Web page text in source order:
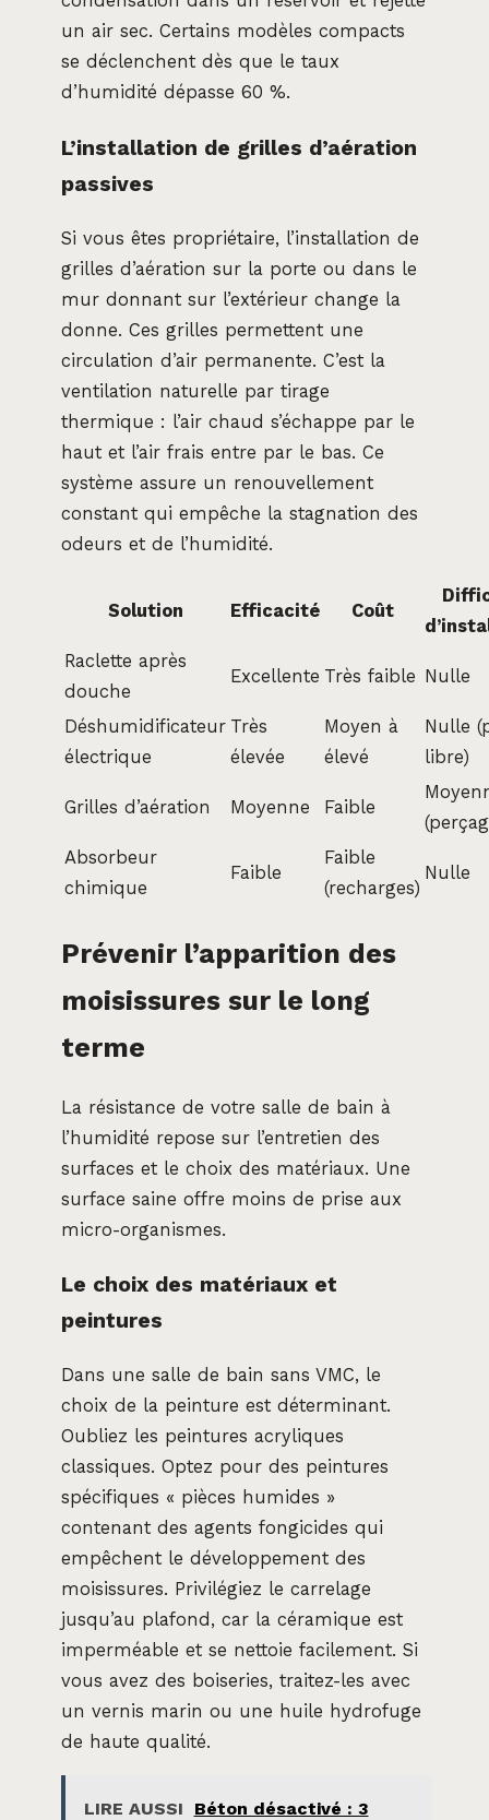
un air sec. Certains modèles compacts
se déclenchent dès que le taux
d’humidité dépasse 60 %.
L’installation de grilles d’aération
passives
Si vous êtes propriétaire, l’installation de
grilles d’aération sur la porte ou dans le
mur donnant sur l’extérieur change la
donne. Ces grilles permettent une
circulation d’air permanente. C’est la
ventilation naturelle par tirage
thermique : l’air chaud s’échappe par le
haut et l’air frais entre par le bas. Ce
système assure un renouvellement
constant qui empêche la stagnation des
odeurs et de l’humidité.
Solution Efficacité Coût
Raclette après
douche
Excellente Très faible Nulle
Déshumidificateur
électrique
Très
élevée
Moyen à
élevé
Nulle
libre)
Grilles d’aération Moyenne Faible
Absorbeur
chimique
Faible
Faible
(recharges)
Nulle
Prévenir l’apparition des
moisissures sur le long
terme
La résistance de votre salle de bain à
l’humidité repose sur l’entretien des
surfaces et le choix des matériaux. Une
surface saine offre moins de prise aux
micro-organismes.
Le choix des matériaux et
peintures
Dans une salle de bain sans VMC, le
choix de la peinture est déterminant.
Oubliez les peintures acryliques
classiques. Optez pour des peintures
spécifiques « pièces humides »
contenant des agents fongicides qui
empêchent le développement des
moisissures. Privilégiez le carrelage
jusqu’au plafond, car la céramique est
imperméable et se nettoie facilement. Si
vous avez des boiseries, traitez-les avec
un vernis marin ou une huile hydrofuge
de haute qualité.
LIRE AUSSI
Béton désactivé : 3